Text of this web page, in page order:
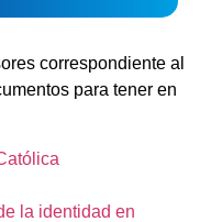
correspondiente al
para tener en
la identidad en